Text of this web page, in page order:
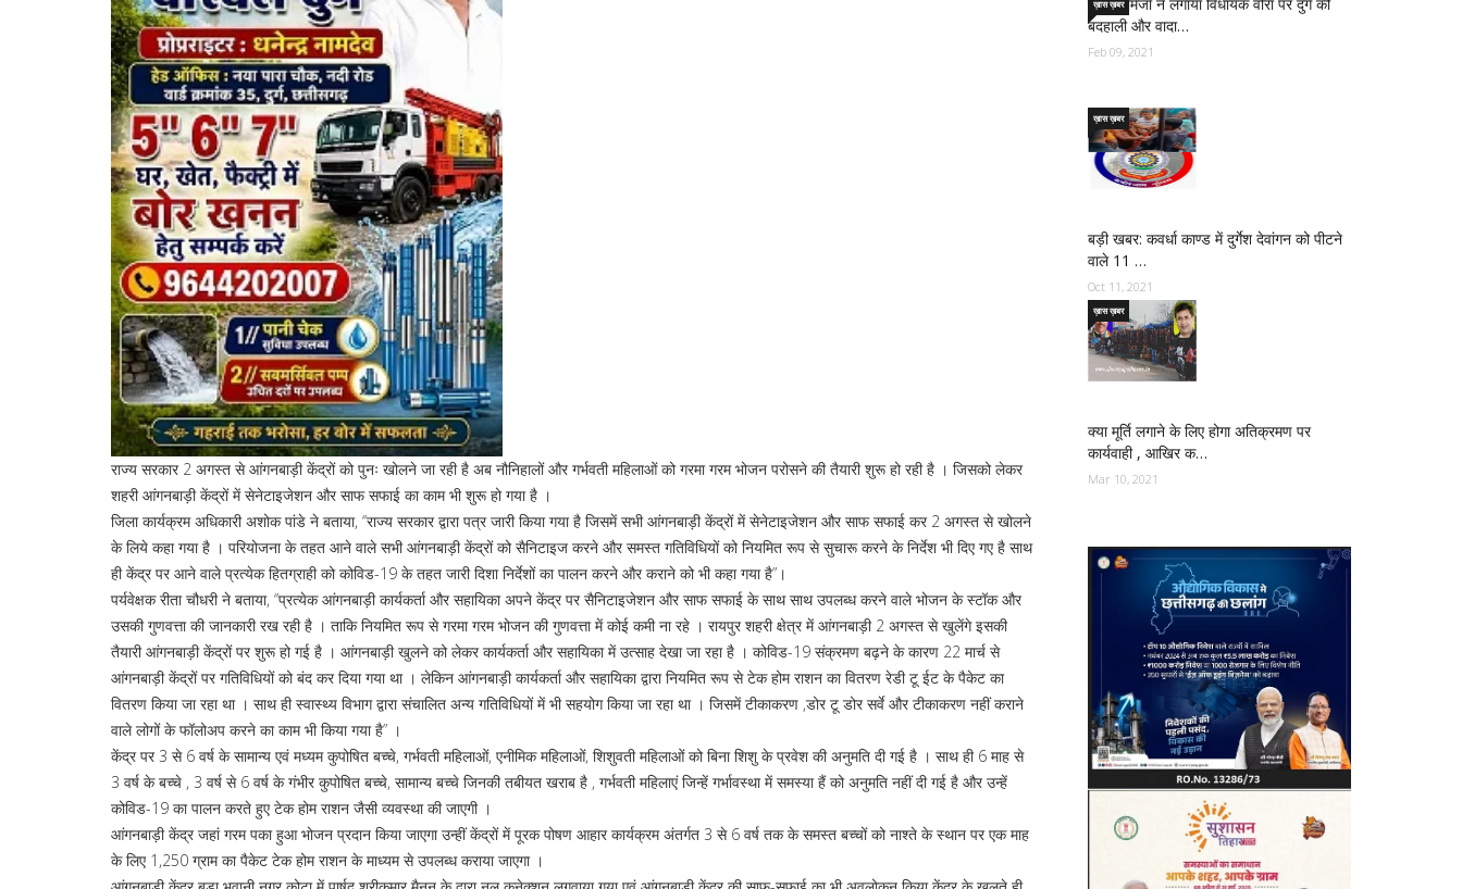
राज्य सरकार 2 अगस्त से आंगनबाड़ी केंद्रों को पुनः खोलने जा रही है अब नौनिहालों और गर्भवती महिलाओं को गरमा गरम भोजन परोसने की तैयारी शुरू हो रही है । जिसको लेकर
शहरी आंगनबाड़ी केंद्रों में सेनेटाइजेशन और साफ सफाई का काम भी शुरू हो गया है ।
जिला कार्यक्रम अधिकारी अशोक पांडे ने बताया, ‘’राज्य सरकार द्वारा पत्र जारी किया गया है जिसमें सभी आंगनबाड़ी केंद्रों में सेनेटाइजेशन और साफ सफाई कर 2 अगस्त से खोलने
के लिये कहा गया है । परियोजना के तहत आने वाले सभी आंगनबाड़ी केंद्रों को सैनिटाइज करने और समस्त गतिविधियों को नियमित रूप से सुचारू करने के निर्देश भी दिए गए है साथ
ही केंद्र पर आने वाले प्रत्येक हितग्राही को कोविड-19 के तहत जारी दिशा निर्देशों का पालन करने और कराने को भी कहा गया है”।
पर्यवेक्षक रीता चौधरी ने बताया, ‘’प्रत्येक आंगनबाड़ी कार्यकर्ता और सहायिका अपने केंद्र पर सैनिटाइजेशन और साफ सफाई के साथ साथ उपलब्ध करने वाले भोजन के स्टॉक और
उसकी गुणवत्ता की जानकारी रख रही है । ताकि नियमित रूप से गरमा गरम भोजन की गुणवत्ता में कोई कमी ना रहे । रायपुर शहरी क्षेत्र में आंगनबाड़ी 2 अगस्त से खुलेंगे इसकी
तैयारी आंगनबाड़ी केंद्रों पर शुरू हो गई है । आंगनबाड़ी खुलने को लेकर कार्यकर्ता और सहायिका में उत्साह देखा जा रहा है । कोविड-19 संक्रमण बढ़ने के कारण 22 मार्च से
आंगनबाड़ी केंद्रों पर गतिविधियों को बंद कर दिया गया था । लेकिन आंगनबाड़ी कार्यकर्ता और सहायिका द्वारा नियमित रूप से टेक होम राशन का वितरण रेडी टू ईट के पैकेट का
वितरण किया जा रहा था । साथ ही स्वास्थ्य विभाग द्वारा संचालित अन्य गतिविधियों में भी सहयोग किया जा रहा था । जिसमें टीकाकरण ,डोर टू डोर सर्वे और टीकाकरण नहीं कराने
वाले लोगों के फॉलोअप करने का काम भी किया गया है” ।
केंद्र पर 3 से 6 वर्ष के सामान्य एवं मध्यम कुपोषित बच्चे, गर्भवती महिलाओं, एनीमिक महिलाओं, शिशुवती महिलाओं को बिना शिशु के प्रवेश की अनुमति दी गई है । साथ ही 6 माह से
3 वर्ष के बच्चे , 3 वर्ष से 6 वर्ष के गंभीर कुपोषित बच्चे, सामान्य बच्चे जिनकी तबीयत खराब है , गर्भवती महिलाएं जिन्हें गर्भावस्था में समस्या हैं को अनुमति नहीं दी गई है और उन्हें
कोविड-19 का पालन करते हुए टेक होम राशन जैसी व्यवस्था की जाएगी ।
आंगनबाड़ी केंद्र जहां गरम पका हुआ भोजन प्रदान किया जाएगा उन्हीं केंद्रों में पूरक पोषण आहार कार्यक्रम अंतर्गत 3 से 6 वर्ष तक के समस्त बच्चों को नाश्ते के स्थान पर एक माह
के लिए 1,250 ग्राम का पैकेट टेक होम राशन के माध्यम से उपलब्ध कराया जाएगा ।
बदहाली और वादा…
ख़ास ख़बर
Feb 09, 2021
बड़ी खबर: कवर्धा काण्ड में दुर्गेश देवांगन को पीटने
वाले 11 …
ख़ास ख़बर
Oct 11, 2021
क्या मूर्ति लगाने के लिए होगा अतिक्रमण पर
कार्यवाही , आखिर क…
ख़ास ख़बर
Mar 10, 2021